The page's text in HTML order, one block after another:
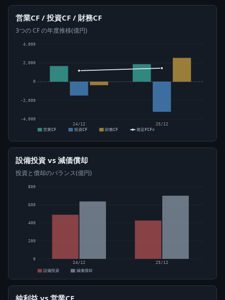
営業CF / 投資CF / 財務CF
3つの CF の年度推移(億円)
-4,000
-2,000
0
2,000
4,000
24/12
25/12
営業CF
投資CF 財務CF 推定FCF⊙
設備投資 vs 減価償却
投資と償却のバランス(億円)
0
200
400
600
800
24/12
25/12
設備投資
減価償却